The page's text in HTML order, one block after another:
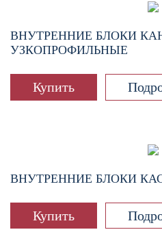
ВНУТРЕННИЕ БЛОКИ
УЗКОПРОФИЛЬНЫЕ
Купить
ВНУТРЕННИЕ БЛОКИ
Купить